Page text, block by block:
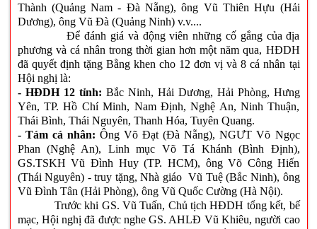
Thành (Quảng Nam - Đà Nẵng), ông Vũ Thiên Hựu (Hải
Dương), ông Vũ Đà (Quảng Ninh) v.v....
Để đánh giá và động viên những cố gắng của địa
phương và cá nhân trong thời gian hơn một năm qua, HĐDH
đã quyết định tặng Bằng khen cho 12 đơn vị và 8 cá nhân tại
Hội nghị là:
- HĐDH 12 tỉnh: Bắc Ninh, Hải Dương, Hải Phòng, Hưng
Yên, TP. Hồ Chí Minh, Nam Định, Nghệ An, Ninh Thuận,
Thái Bình, Thái Nguyên, Thanh Hóa, Tuyên Quang.
- Tám cá nhân: Ông Võ Đạt (Đà Nẵng), NGƯT Võ Ngọc
Phan (Nghệ An), Linh mục Võ Tá Khánh (Bình Định),
GS.TSKH Vũ Đình Huy (TP. HCM), ông Võ Công Hiến
(Thái Nguyên) - truy tặng, Nhà giáo Vũ Tuệ (Bắc Ninh), ông
Vũ Đình Tân (Hải Phòng), ông Vũ Quốc Cường (Hà Nội).
Trước khi GS. Vũ Tuấn, Chủ tịch HĐDH tổng kết, bế
mạc, Hội nghị đã được nghe GS. AHLĐ Vũ Khiêu, người cao